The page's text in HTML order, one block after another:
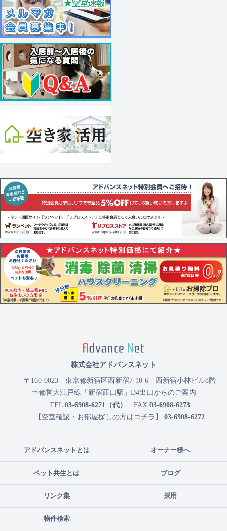
アドバンスネットとは オーナー様へ
ペット共生とは ブログ
リンク集 採用
物件検索
株式会社アドバンスネット
〒160-0023 東京都新宿区西新宿7-10-6 西新宿小林ビル8階
⇒都営大江戸線「新宿西口駅」D4出口からのご案内
TEL 03-6908-6271（代） FAX 03-6908-6273
【空室確認・お部屋探しの方はコチラ】 03-6908-6272